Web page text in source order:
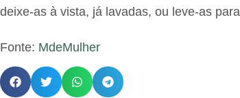
deixe-as à vista, já lavadas, ou leve-as
Fonte: MdeMulher